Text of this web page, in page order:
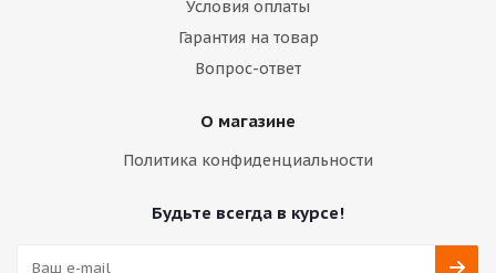
Условия оплаты
Гарантия на товар
Вопрос-ответ
О магазине
Политика конфиденциальности
Будьте всегда в курсе!